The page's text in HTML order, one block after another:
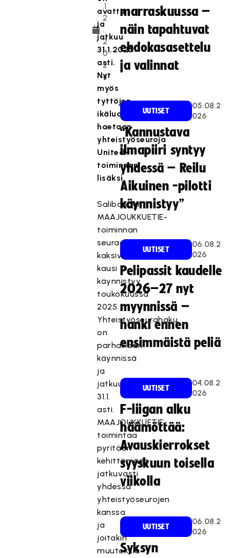
.1
2
.
2
0
2
4
avattu
ja
jatkuu
31.1.2025
asti.
Nyt
myös
tyttöjen
ikäluokkiin
haetaan
yhteistyöseuroja
United-
toiminnan
lisäksi.
Salibandyn
MAAJOUKKUETIE-
toiminnan
seuraava
kaksivuotinen
kausi
käynnistyy
toukokuussa
2025.
Yhteistyöseurahaku
on
parhaillaan
käynnissä
ja
jatkuu
31.1.
asti.
MAAJOUKKUETIE-
toimintaa
pyritään
kehittämään
jatkuvasti
yhdessä
yhteistyöseurojen
kanssa
ja
joitakin
muutoksia
marraskuussa –
näin tapahtuvat
ehdokasasettelu
ja valinnat
UUTISET
05.08.2
026
“Kannustava
ilmapiiri syntyy
yhdessä – Reilu
Aikuinen -pilotti
käynnistyy”
UUTISET
06.08.2
026
Pelipassit kaudelle
2026–27 nyt
myynnissä –
hanki ennen
ensimmäistä peliä
UUTISET
04.08.2
026
F-liigan alku
häämöttää:
Avauskierrokset
syyskuun toisella
viikolla
UUTISET
06.08.2
026
Syksyn